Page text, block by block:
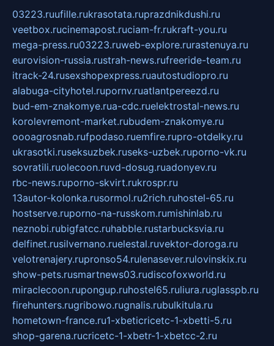
03223.ruufille.rukrasotata.ruprazdnikdushi.ru
veetbox.rucinemapost.ruciam-fr.rukraft-you.ru
mega-press.ru03223.ruweb-explore.rurastenuya.ru
eurovision-russia.rustrah-news.rufreeride-team.ru
itrack-24.rusexshopexpress.ruautostudiopro.ru
alabuga-cityhotel.rupornv.ruatlantpereezd.ru
bud-em-znakomye.rua-cdc.ruelektrostal-news.ru
korolevremont-market.rubudem-znakomye.ru
oooagrosnab.rufpodaso.ruemfire.rupro-otdelky.ru
ukrasotki.ruseksuzbek.ruseks-uzbek.ruporno-vk.ru
sovratili.ruolecoon.ruvd-dosug.ruadonyev.ru
rbc-news.ruporno-skvirt.rukrospr.ru
13autor-kolonka.rusormol.ru2rich.ruhostel-65.ru
hostserve.ruporno-na-russkom.rumishinlab.ru
neznobi.rubigfatcc.ruhabble.rustarbucksvia.ru
delfinet.rusilvernano.ruelestal.ruvektor-doroga.ru
velotrenajery.rupronso54.rulenasever.rulovinskix.ru
show-pets.rusmartnews03.rudiscofoxworld.ru
miraclecoon.rupongup.ruhostel65.ruliura.ruglasspb.ru
firehunters.rugribowo.rugnalis.rubulkitula.ru
hometown-france.ru1-xbeticricetc-1-xbetti-5.ru
shop-garena.rucricetc-1-xbetr-1-xbetcc-2.ru